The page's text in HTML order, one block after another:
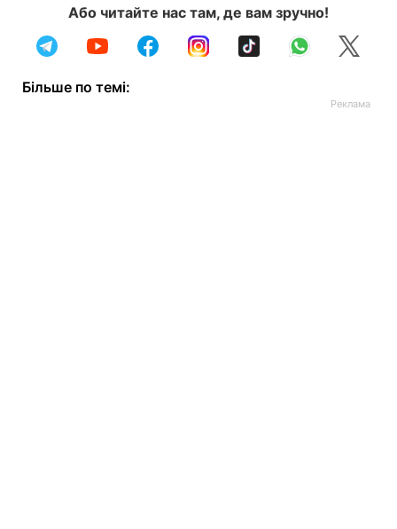
Або читайте нас там, де вам зручно!
Більше по темі: